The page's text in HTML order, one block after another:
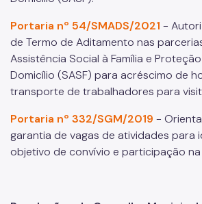
Qualifica SUAS
Portaria nº 54/SMADS/2021 -
de Termo de Aditamento nas
Assistência Social à Família e
Domicílio (SASF) para acréscimo de
transporte de trabalhadores para
Portaria nº 332/SGM/2019 -
garantia de vagas de atividades para
objetivo de convívio e participação